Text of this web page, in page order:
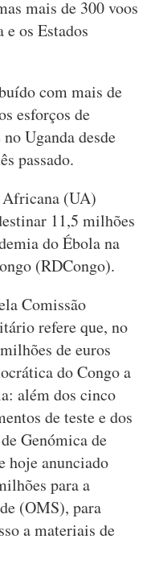
mais de 300 voos
os Estados
com mais de
esforços de
Uganda desde
passado.
Africana (UA)
11,5 milhões
do Ébola na
(RDCongo).
Comissão
refere que, no
de euros
do Congo a
além dos cinco
de teste e dos
Genómica de
hoje anunciado
para a
(OMS), para
a materiais de